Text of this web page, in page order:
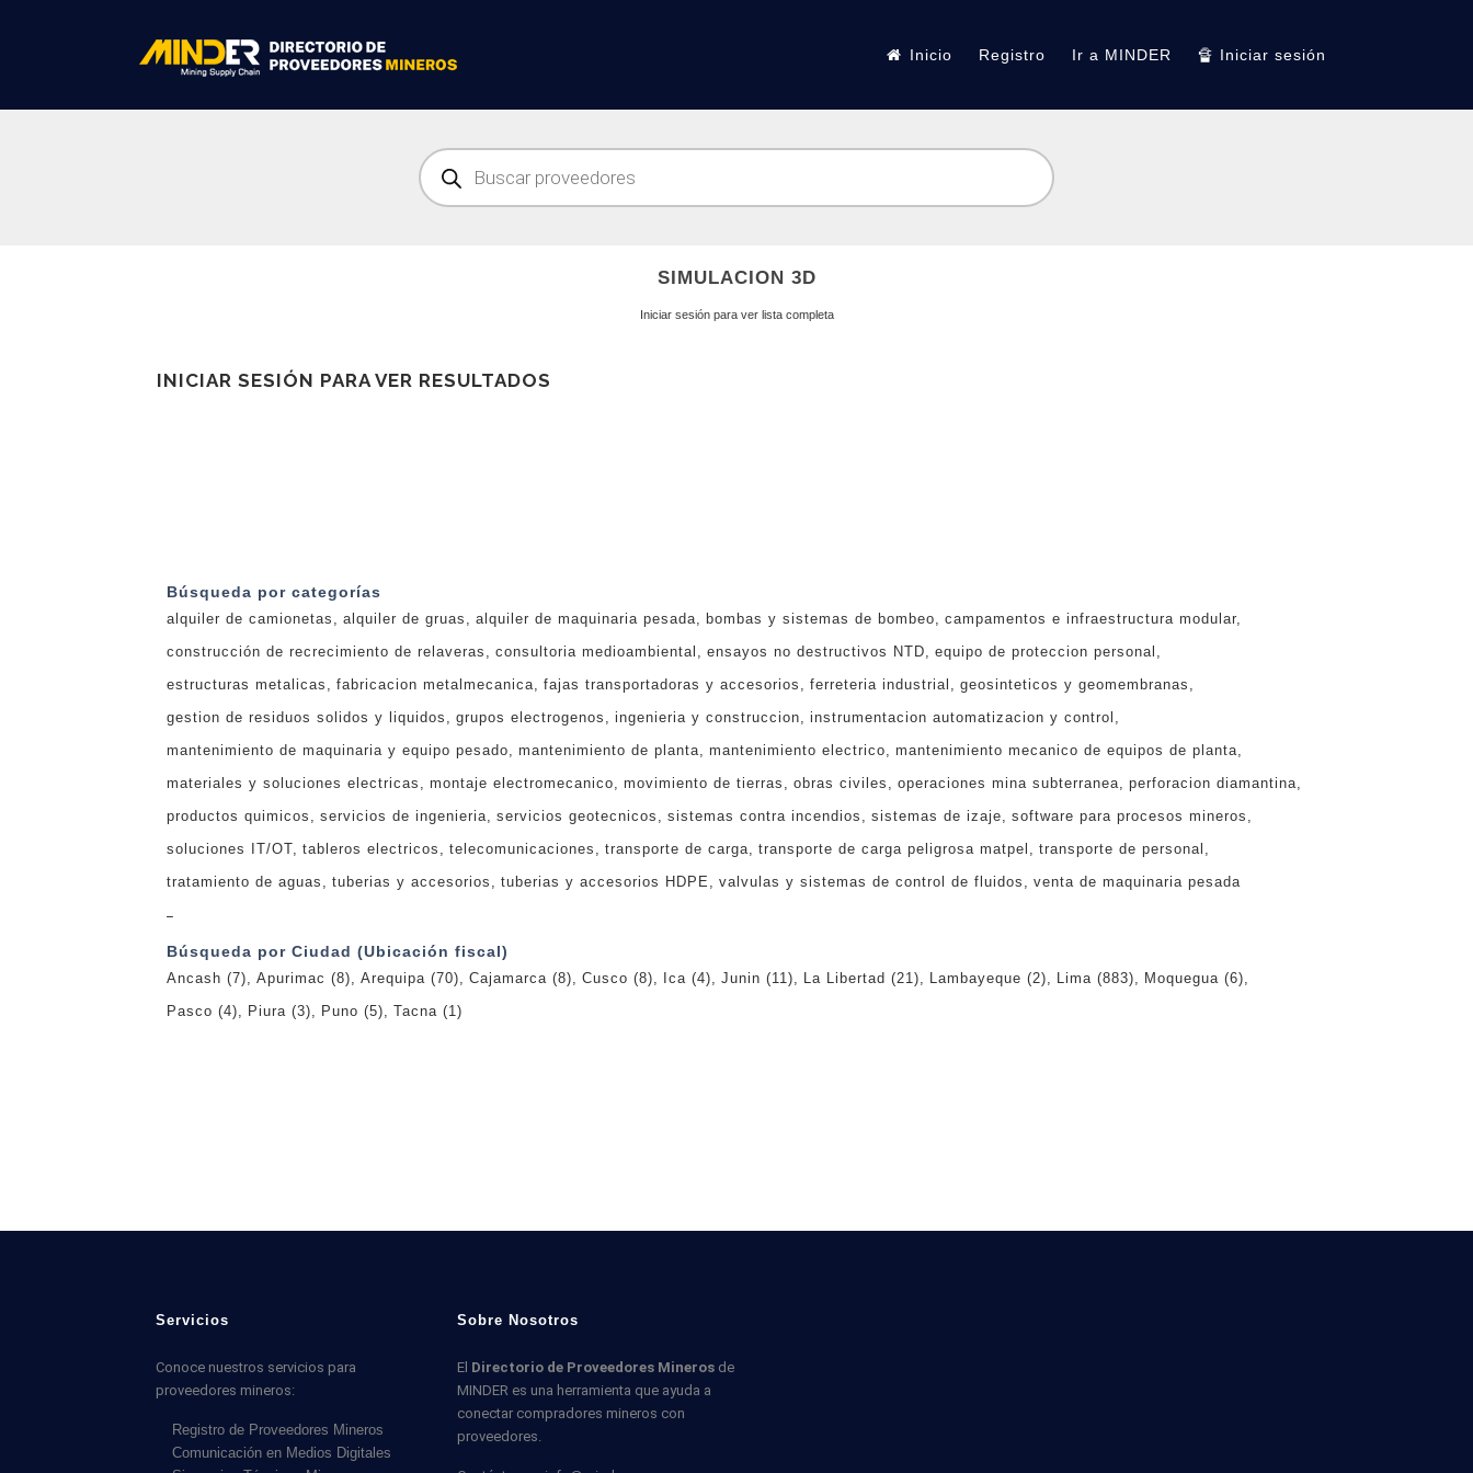
Inicio Registro Ir a MINDER 🔏 Iniciar sesión
Búsqueda
de
productos
SIMULACION 3D
Iniciar sesión para ver lista completa
INICIAR SESIÓN PARA VER RESULTADOS
Búsqueda por categorías
alquiler de camionetas alquiler de gruas alquiler de maquinaria pesada bombas y sistemas de bombeo
campamentos e infraestructura modular
construcción de recrecimiento de relaveras
consultoria medioambiental ensayos no destructivos NTD
equipo de proteccion personal
estructuras metalicas
fabricacion metalmecanica fajas transportadoras y accesorios ferreteria industrial
geosinteticos y geomembranas
gestion de residuos solidos y liquidos
grupos electrogenos ingenieria y construccion
instrumentacion automatizacion y control
mantenimiento de maquinaria y equipo pesado
mantenimiento de planta mantenimiento electrico
mantenimiento mecanico de equipos de planta
materiales y soluciones electricas
montaje electromecanico movimiento de tierras obras civiles operaciones mina subterranea perforacion diamantina
productos quimicos
servicios de ingenieria servicios geotecnicos sistemas contra incendios sistemas de izaje
software para procesos mineros
soluciones IT/OT tableros electricos telecomunicaciones transporte de carga transporte de carga peligrosa matpel
transporte de personal
tratamiento de aguas
tuberias y accesorios tuberias y accesorios HDPE valvulas y sistemas de control de fluidos
venta de maquinaria pesada
Búsqueda por Ciudad (Ubicación fiscal)
Ancash (7) Apurimac (8) Arequipa (70) Cajamarca (8) Cusco (8) Ica (4) Junin (11) La Libertad (21) Lambayeque (2) Lima (883) Moquegua (6)
Pasco (4) Piura (3) Puno (5) Tacna (1)
Servicios
Conoce nuestros servicios para
proveedores mineros:
Registro de Proveedores Mineros
Comunicación en Medios Digitales
Sobre Nosotros
El Directorio de Proveedores Mineros de
MINDER es una herramienta que ayuda a
conectar compradores mineros con
proveedores.